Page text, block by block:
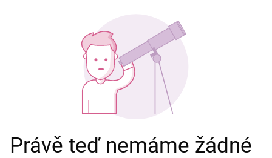
Právě teď nemáme žádné